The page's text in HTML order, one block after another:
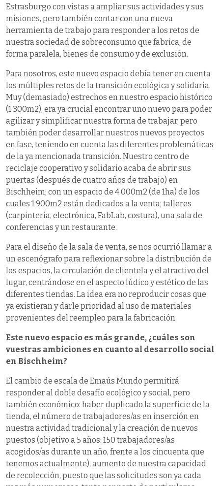
Estrasburgo con vistas a ampliar sus actividades y sus
misiones, pero también contar con una nueva
herramienta de trabajo para responder a los retos de
nuestra sociedad de sobreconsumo que fabrica, de
forma paralela, bienes de consumo y de exclusión.
Para nosotros, este nuevo espacio debía tener en cuenta
los múltiples retos de la transición ecológica y solidaria.
Muy (demasiado) estrechos en nuestro espacio histórico
(1 300m2), era ya crucial encontrar uno nuevo para poder
agilizar y simplificar nuestra forma de trabajar, pero
también poder desarrollar nuestros nuevos proyectos
en fase, teniendo en cuenta las diferentes problemáticas
de la ya mencionada transición. Nuestro centro de
reciclaje cooperativo y solidario acaba de abrir sus
puertas (después de cuatro años de trabajo) en
Bischheim; con un espacio de 4 000m2 (de 1ha) de los
cuales 1 900m2 están dedicados a la venta; talleres
(carpintería, electrónica, FabLab, costura), una sala de
conferencias y un restaurante.
Para el diseño de la sala de venta, se nos ocurrió llamar a
un escenógrafo para reflexionar sobre la distribución de
los espacios, la circulación de clientela y el atractivo del
lugar, centrándose en el aspecto lúdico y estético de las
diferentes tiendas. La idea era no reproducir cosas que
ya existieran y darle prioridad al uso de materiales
provenientes del reempleo para la fabricación.
Este nuevo espacio es más grande, ¿cuáles son
vuestras ambiciones en cuanto al desarrollo social
en Bischheim?
El cambio de escala de Emaús Mundo permitirá
responder al doble desafío ecológico y social, pero
también económico: haber duplicado la superficie de la
tienda, el número de trabajadores/as en inserción en
nuestra actividad tradicional y la creación de nuevos
puestos (objetivo a 5 años: 150 trabajadores/as
acogidos/as durante un año, frente a los cincuenta que
tenemos actualmente), aumento de nuestra capacidad
de recolección, puesto que las solicitudes son ya cada